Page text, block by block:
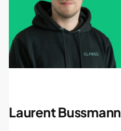
Laurent Bussmann